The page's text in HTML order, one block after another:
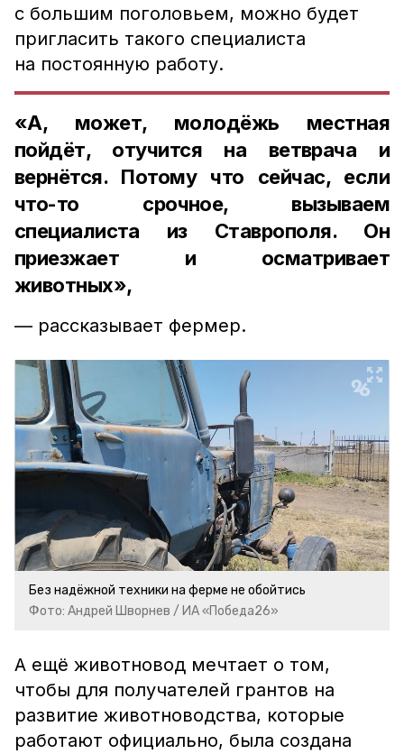
с большим поголовьем, можно будет
пригласить такого специалиста
на постоянную работу.
«А, может, молодёжь местная
пойдёт, отучится на ветврача и
вернётся. Потому что сейчас, если
что-то срочное, вызываем
специалиста из Ставрополя. Он
приезжает и осматривает
животных»,
— рассказывает фермер.
Без надёжной техники на ферме не обойтись
Фото: Андрей Шворнев / ИА «Победа26»
А ещё животновод мечтает о том,
чтобы для получателей грантов на
развитие животноводства, которые
работают официально, была создана